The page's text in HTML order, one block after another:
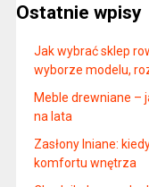
Ostatnie wpisy
Jak wybrać sklep
wyborze modelu,
Meble drewniane –
na lata
Zasłony lniane:
komfortu wnętrza